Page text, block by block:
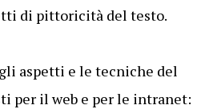
di pittoricità del testo.
aspetti e le tecniche del
per il web e per le intranet: